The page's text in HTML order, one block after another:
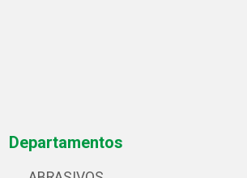
Departamentos